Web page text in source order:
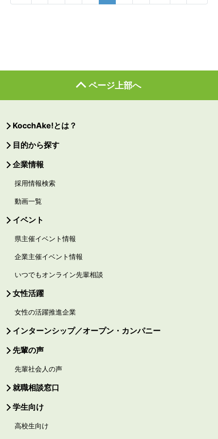
ページ上部へ
KocchAke!とは？
目的から探す
企業情報
採用情報検索
動画一覧
イベント
県主催イベント情報
企業主催イベント情報
いつでもオンライン先輩相談
女性活躍
女性の活躍推進企業
インターンシップ／オープン・カンパニー
先輩の声
先輩社会人の声
就職相談窓口
学生向け
高校生向け